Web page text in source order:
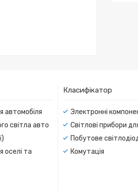
автомобіля
світла авто
оселі та
Класифікатор
Электронні
Світлові прибори
Побутове
Комутація